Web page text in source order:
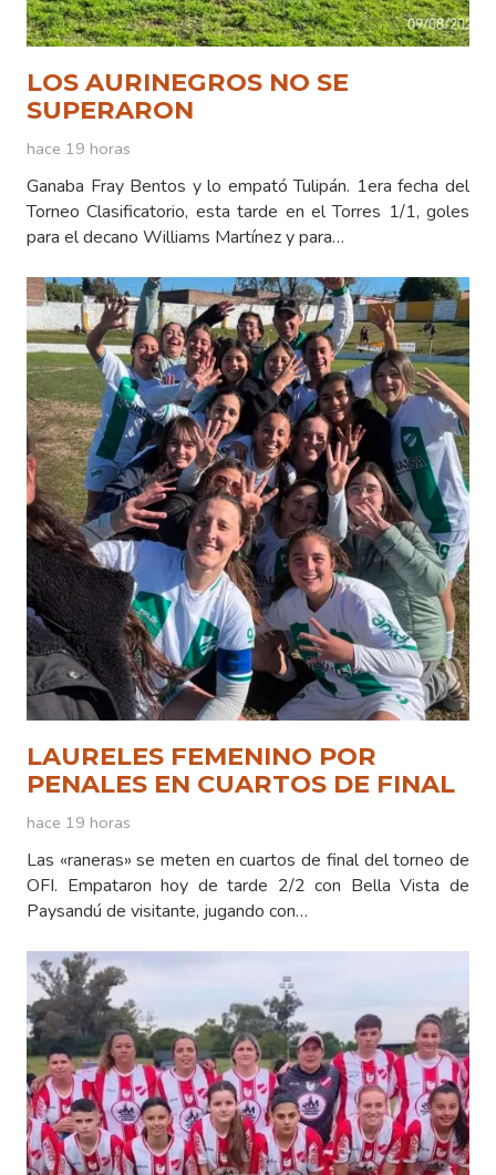
LOS AURINEGROS NO SE
SUPERARON
hace 19 horas
Ganaba Fray Bentos y lo empató Tulipán. 1era fecha del
Torneo Clasificatorio, esta tarde en el Torres 1/1, goles
para el decano Williams Martínez y para…
LAURELES FEMENINO POR
PENALES EN CUARTOS DE FINAL
hace 19 horas
Las «raneras» se meten en cuartos de final del torneo de
OFI. Empataron hoy de tarde 2/2 con Bella Vista de
Paysandú de visitante, jugando con…